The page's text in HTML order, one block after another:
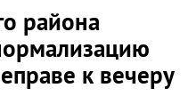
района
к вечеру